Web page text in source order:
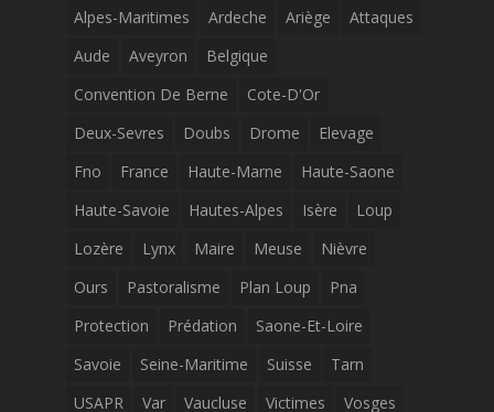
Alpes-Maritimes
Ardeche Ariège
Attaques
Aude
Aveyron
Belgique
Convention De Berne
Cote-D'Or
Deux-Sevres
Doubs Drome
Elevage
Fno
France Haute-Marne
Haute-Saone
Haute-Savoie
Hautes-Alpes Isère
Loup
Lozère
Lynx Maire Meuse
Nièvre
Ours
Pastoralisme Plan Loup
Pna
Protection
Prédation
Saone-Et-Loire
Savoie
Seine-Maritime Suisse
Tarn
USAPR
Var Vaucluse Victimes Vosges